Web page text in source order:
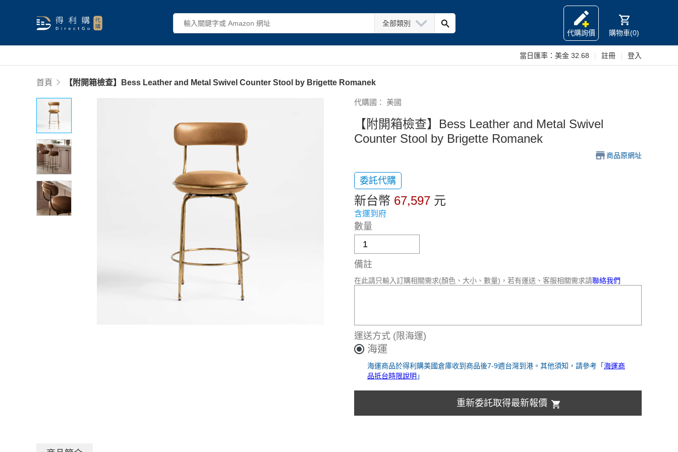
全部類別
代購詢價
購物車(0)
當日匯率： 美金 32.68 註冊 登入
首頁 【附開箱檢查】Bess Leather and Metal Swivel Counter Stool by Brigette Romanek
代購國： 美國
【附開箱檢查】Bess Leather and Metal Swivel
Counter Stool by Brigette Romanek
商品原網址
委託代購
新台幣 67,597 元
含運到府
數量
備註
在此請只輸入訂購相關需求(顏色、大小、數量)，若有運送、客服相關需求請聯絡我們
運送方式 (限海運)
海運
海運商品於得利購美國倉庫收到商品後7-9週台灣到港。其他須知，請參考「海運商
品抵台時限說明 」
重新委託取得最新報價